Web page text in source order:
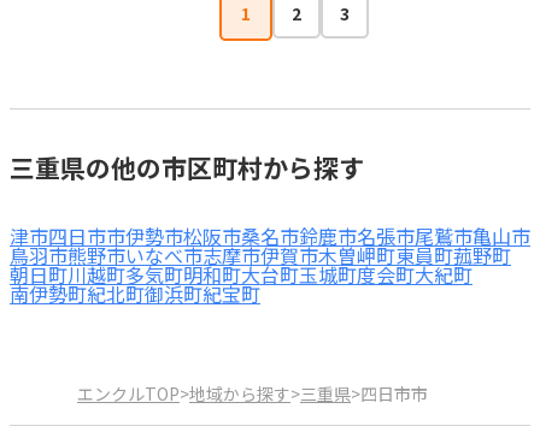
1 2 3
三重県の他の市区町村から探す
津市四日市市伊勢市松阪市桑名市鈴鹿市名張市尾鷲市亀山市
鳥羽市熊野市いなべ市志摩市伊賀市木曽岬町東員町菰野町
朝日町川越町多気町明和町大台町玉城町度会町大紀町
南伊勢町紀北町御浜町紀宝町
エンクルTOP>地域から探す>三重県>四日市市